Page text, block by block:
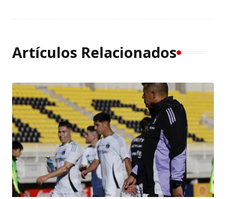
Artículos Relacionados